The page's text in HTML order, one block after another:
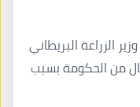
الزراعة البريطاني
من الحكومة بسبب